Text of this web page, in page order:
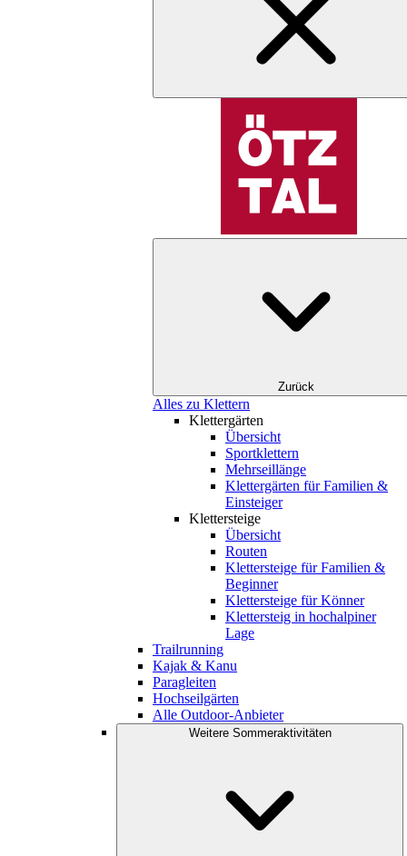
Zurück
Alles zu Klettern
Klettergärten
Übersicht
Sportklettern
Mehrseillänge
Klettergärten für Familien &
Einsteiger
Klettersteige
Übersicht
Routen
Klettersteige für Familien &
Beginner
Klettersteige für Könner
Klettersteig in hochalpiner
Lage
Trailrunning
Kajak & Kanu
Paragleiten
Hochseilgärten
Alle Outdoor-Anbieter
Weitere Sommeraktivitäten